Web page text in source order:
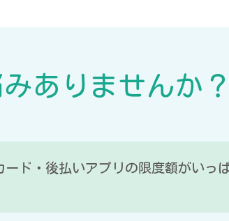
ありませんか？
ード・後払いアプリの限度額がいっ